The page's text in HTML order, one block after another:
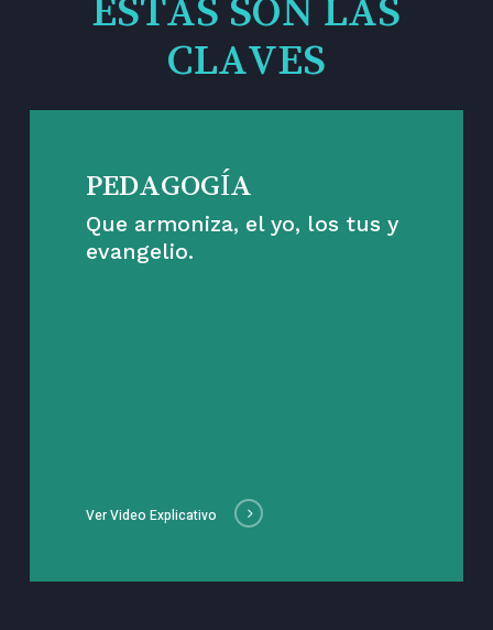
ESTAS SON LAS
CLAVES
PEDAGOGÍA
Que armoniza, el yo, los tus y
evangelio.
Ver Video Explicativo